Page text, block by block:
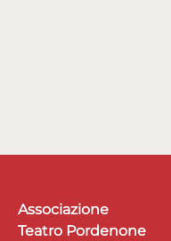
Associazione
Teatro Pordenone